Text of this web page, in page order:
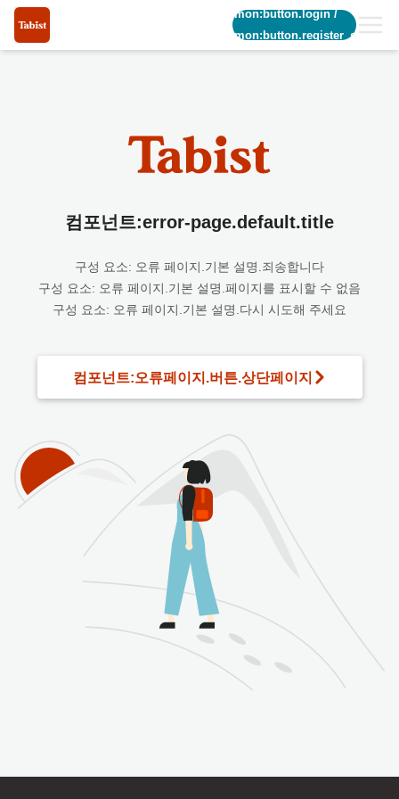
common:button.login/
common:button.register_short
컴포넌트:error-page.default.title
구성 요소: 오류 페이지.기본 설명.죄송합니다
구성 요소: 오류 페이지.기본 설명.페이지를 표시할 수 없음
구성 요소: 오류 페이지.기본 설명.다시 시도해 주세요
컴포넌트:오류페이지.버튼.상단페이지